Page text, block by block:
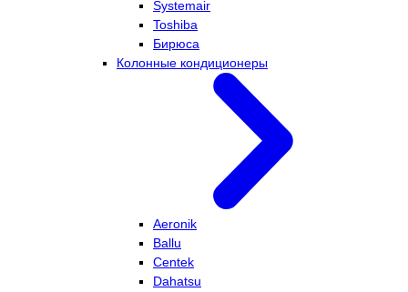
Systemair
Toshiba
Бирюса
Колонные кондиционеры
Aeronik
Ballu
Centek
Dahatsu